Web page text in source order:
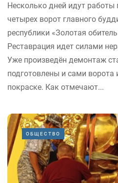
Несколько дней идут работы
четырех ворот главного
республики «Золотая
Реставрация идет силами
Уже произведён демонтаж
подготовлены и сами ворота
покраске. Как отмечают...
ОБЩЕСТВО